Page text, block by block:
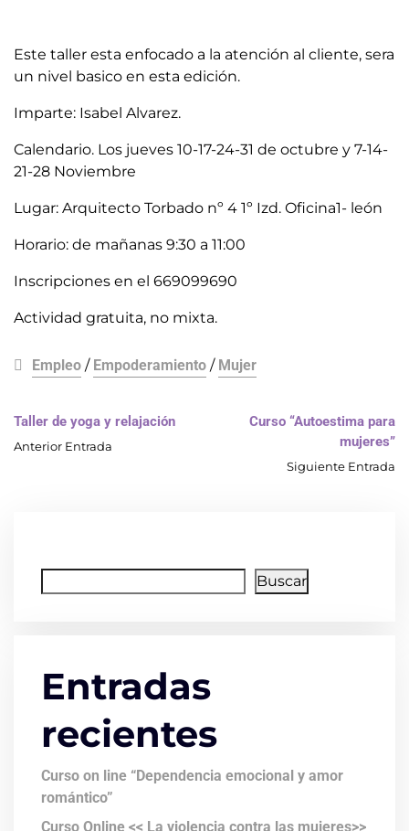
Este taller esta enfocado a la atención al cliente, sera
un nivel basico en esta edición.
Imparte: Isabel Alvarez.
Calendario. Los jueves 10-17-24-31 de octubre y 7-14-
21-28 Noviembre
Lugar: Arquitecto Torbado nº 4 1º Izd. Oficina1- león
Horario: de mañanas 9:30 a 11:00
Inscripciones en el 669099690
Actividad gratuita, no mixta.
Empleo / Empoderamiento / Mujer
Taller de yoga y relajación
Anterior Entrada
Curso “Autoestima para
mujeres”
Siguiente Entrada
Buscar
Entradas
recientes
Curso on line “Dependencia emocional y amor
romántico”
Curso Online << La violencia contra las mujeres>>